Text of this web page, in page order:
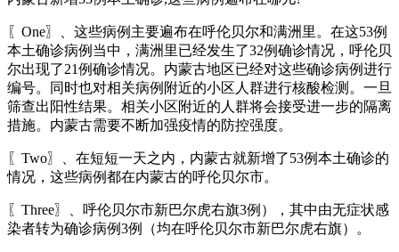
〖One〗、这些病例主要遍布在呼伦贝尔和满洲里。在这53例
本土确诊病例当中，满洲里已经发生了32例确诊情况，呼伦贝
尔出现了21例确诊情况。内蒙古地区已经对这些确诊病例进行
编号。同时也对相关病例附近的小区人群进行核酸检测。一旦
筛查出阳性结果。相关小区附近的人群将会接受进一步的隔离
措施。内蒙古需要不断加强疫情的防控强度。
〖Two〗、在短短一天之内，内蒙古就新增了53例本土确诊的
情况，这些病例都在内蒙古的呼伦贝尔市。
〖Three〗、呼伦贝尔市新巴尔虎右旗3例），其中由无症状感
染者转为确诊病例3例（均在呼伦贝尔市新巴尔虎右旗）。